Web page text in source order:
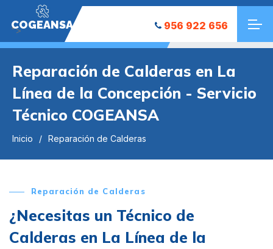
COGEANSA
"> 956 922 656
Reparación de Calderas en La
Línea de la Concepción - Servicio
Técnico COGEANSA
Inicio Reparación de Calderas
Reparación de Calderas
¿Necesitas un Técnico de
Calderas en La Línea de la